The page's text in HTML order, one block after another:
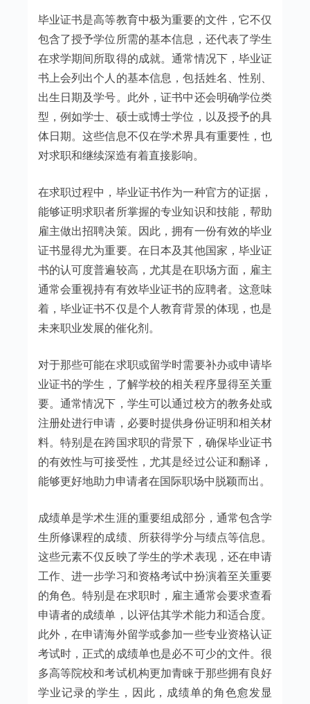
毕业证书是高等教育中极为重要的文件，它不仅
包含了授予学位所需的基本信息，还代表了学生
在求学期间所取得的成就。通常情况下，毕业证
书上会列出个人的基本信息，包括姓名、性别、
出生日期及学号。此外，证书中还会明确学位类
型，例如学士、硕士或博士学位，以及授予的具
体日期。这些信息不仅在学术界具有重要性，也
对求职和继续深造有着直接影响。
在求职过程中，毕业证书作为一种官方的证据，
能够证明求职者所掌握的专业知识和技能，帮助
雇主做出招聘决策。因此，拥有一份有效的毕业
证书显得尤为重要。在日本及其他国家，毕业证
书的认可度普遍较高，尤其是在职场方面，雇主
通常会重视持有有效毕业证书的应聘者。这意味
着，毕业证书不仅是个人教育背景的体现，也是
未来职业发展的催化剂。
对于那些可能在求职或留学时需要补办或申请毕
业证书的学生，了解学校的相关程序显得至关重
要。通常情况下，学生可以通过校方的教务处或
注册处进行申请，必要时提供身份证明和相关材
料。特别是在跨国求职的背景下，确保毕业证书
的有效性与可接受性，尤其是经过公证和翻译，
能够更好地助力申请者在国际职场中脱颖而出。
成绩单是学术生涯的重要组成部分，通常包含学
生所修课程的成绩、所获得学分与绩点等信息。
这些元素不仅反映了学生的学术表现，还在申请
工作、进一步学习和资格考试中扮演着至关重要
的角色。特别是在求职时，雇主通常会要求查看
申请者的成绩单，以评估其学术能力和适合度。
此外，在申请海外留学或参加一些专业资格认证
考试时，正式的成绩单也是必不可少的文件。很
多高等院校和考试机构更加青睐于那些拥有良好
学业记录的学生，因此，成绩单的角色愈发显